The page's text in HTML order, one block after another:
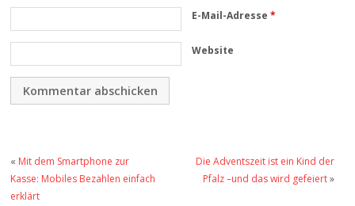
E-Mail-Adresse*
Website
« Mit dem Smartphone zur
Kasse: Mobiles Bezahlen einfach
erklärt
Die Adventszeit ist ein Kind der
Pfalz –und das wird gefeiert»